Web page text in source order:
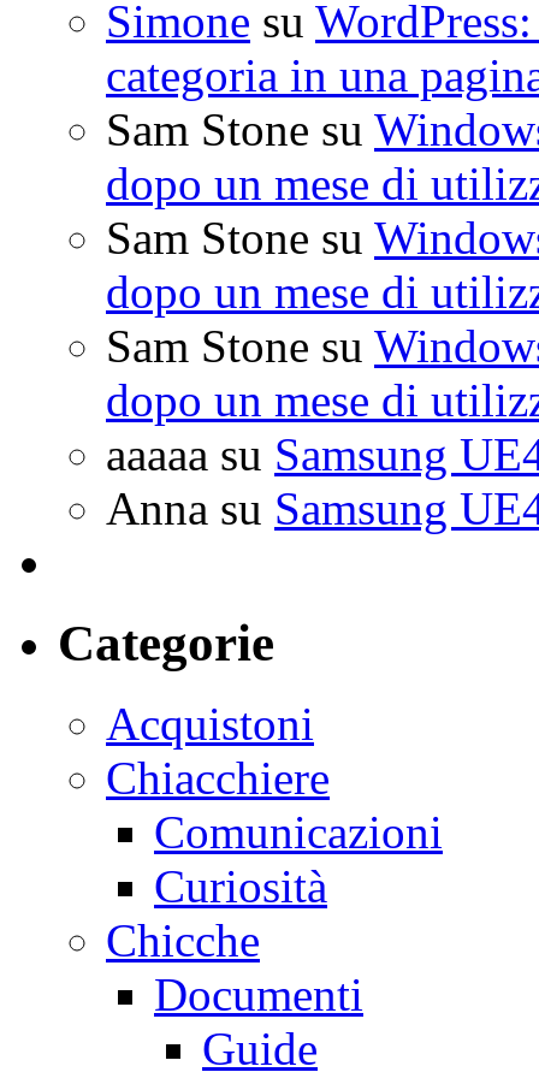
Simone su
categoria in una
Sam Stone su
dopo un mese di
Sam Stone su
dopo un mese di
Sam Stone su
dopo un mese di
aaaaa su Samsung
Anna su Samsung
Categorie
Acquistoni
Chiacchiere
Comunicazioni
Curiosità
Chicche
Documenti
Guide